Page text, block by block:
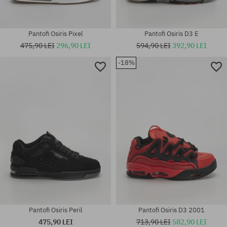
Mărimi existente:
Pantofi Osiris Pixel
475,90 LEI 296,90 LEI
Pantofi Osiris D3 E
594,90 LEI392,90 LEI
Pantofi Osiris Peril
475,90 LEI
-18%
Pantofi Osiris D3 2001
713,90 LEI 582,90 LEI